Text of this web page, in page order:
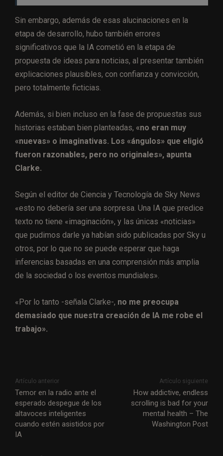
Sin embargo, además de esas alucinaciones en la
etapa de desarrollo, hubo también errores
significativos que la IA cometió en la etapa de
propuesta de ideas para noticias, al presentar también
explicaciones plausibles, con confianza y convicción,
pero totalmente ficticias.
Además, si bien incluso en la fase de propuestas sus
historias estaban bien planteadas, «no eran muy
«nuevas» o imaginativas. Los «ángulos» que eligió
fueron razonables, pero no originales», apunta
Clarke.
Según el editor de Ciencia y Tecnología de Sky News
«esto no debería ser una sorpresa. Una IA que predice
texto no tiene «imaginación», y las únicas «noticias»
que pudimos darle ya habían sido publicadas por Sky u
otros, por lo que no se puede esperar que haga
inferencias basadas en una comprensión más amplia
de la sociedad o los eventos mundiales».
«Por lo tanto -señala Clarke-, no me preocupa
demasiado que nuestra creación de IA me robe el
trabajo».
Artículo anterior
Temor en la radio ante el
esperado despegue de los
altavoces inteligentes
cuando estén asistidos por
IA
Artículo siguiente
How addictive, endless
scrolling is bad for your
mental health – The
Washington Post